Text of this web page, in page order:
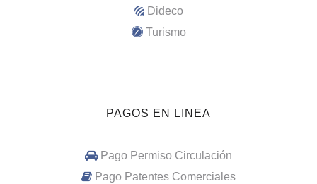
Dideco
Turismo
PAGOS EN LINEA
Pago Permiso Circulación
Pago Patentes Comerciales